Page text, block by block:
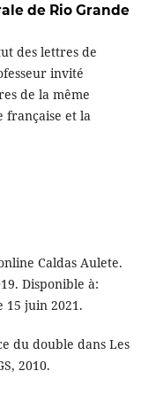
de Rio Grande
des lettres de
invité
de la même
française et la
Caldas Aulete.
Disponible à:
15 juin 2021.
du double dans Les
2010.